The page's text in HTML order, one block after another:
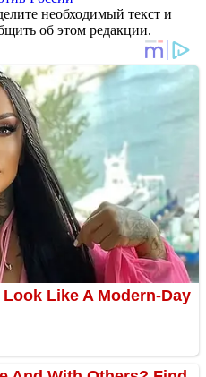
необходимый текст и
об этом редакции.